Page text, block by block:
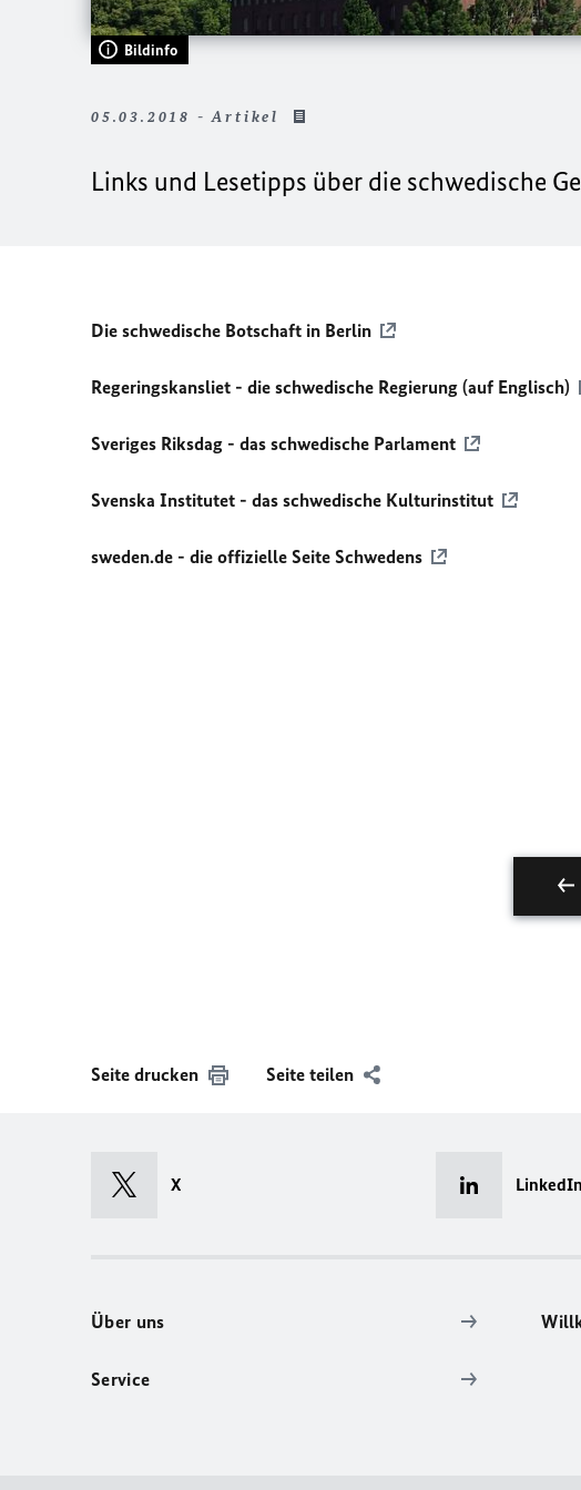
Bildinfo
05.03.2018 - Artikel
Links und Lesetipps über die schwedische
Die schwedische Botschaft in Berlin
Regeringskansliet - die schwedische Regierung (auf Englisch)
Sveriges Riksdag - das schwedische Parlament
Svenska Institutet - das schwedische Kulturinstitut
sweden.de - die offizielle Seite Schwedens
Seite drucken Seite teilen
X LinkedIn
Über uns
Service